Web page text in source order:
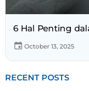
6 Hal Penting
October 13, 2025
RECENT POSTS